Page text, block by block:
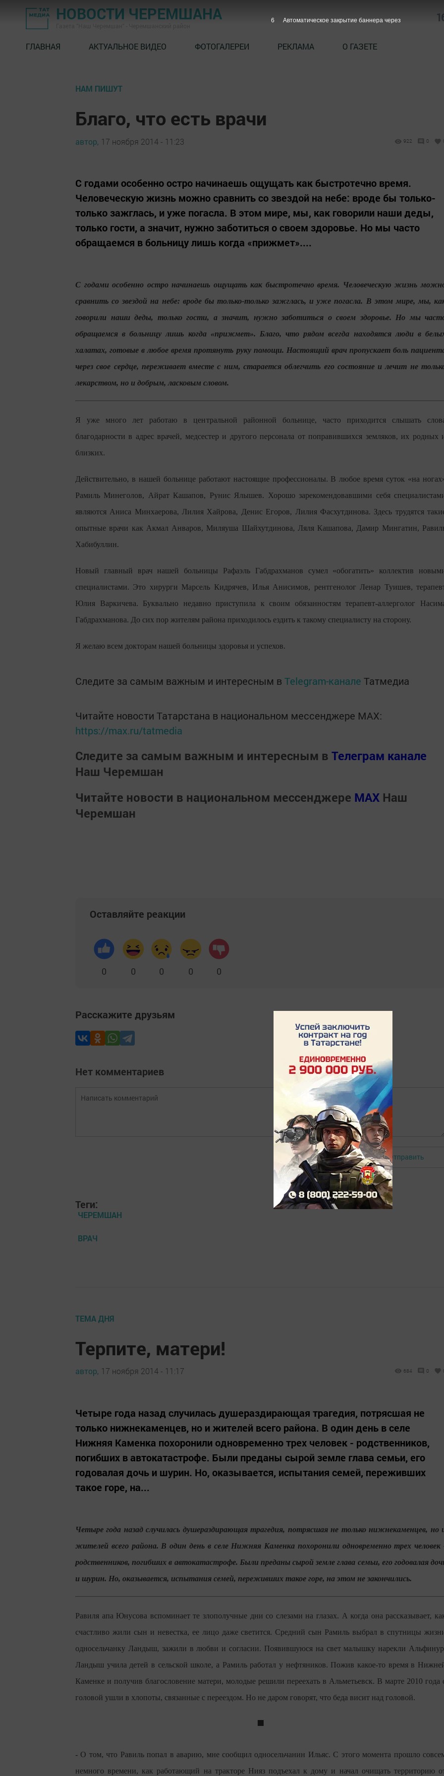
НОВОСТИ ЧЕРЕМШАНА
ГЛАВНАЯ АКТУАЛЬНОЕ ВИДЕО ФОТОГАЛЕРЕИ РЕКЛАМА О ГАЗЕТЕ
НАМ ПИШУТ
Благо, что есть врачи
автор, 17 ноября 2014 - 11:23 922 0
С годами особенно остро начинаешь ощущать как быстротечно время.
Человеческую жизнь можно сравнить со звездой на небе: вроде бы только-
только зажглась, и уже погасла. В этом мире, мы, как говорили наши деды,
только гости, а значит, нужно заботиться о своем здоровье. Но мы часто
обращаемся в больницу лишь когда «прижмет»....
С годами особенно остро начинаешь ощущать как быстротечно время. Человеческую жизнь
сравнить со звездой на небе: вроде бы только-только зажглась, и уже погасла. В этом мире, мы,
говорили наши деды, только гости, а значит, нужно заботиться о своем здоровье. Но мы
обращаемся в больницу лишь когда «прижмет». Благо, что рядом всегда находятся люди в
халатах, готовые в любое время протянуть руку помощи. Настоящий врач пропускает боль
через свое сердце, переживает вместе с ним, старается облегчить его состояние и лечит не
лекарством, но и добрым, ласковым словом.
Я уже много лет работаю в центральной районной больнице, часто приходится слышать
благодарности в адрес врачей, медсестер и другого персонала от поправившихся земляков, их родных
близких.
Действительно, в нашей больнице работают настоящие профессионалы. В любое время суток «на
Рамиль Минеголов, Айрат Кашапов, Рунис Ялышев. Хорошо зарекомендовавшими себя
являются Аниса Минхаерова, Лилия Хайрова, Денис Егоров, Лилия Фасхутдинова. Здесь трудятся
опытные врачи как Акмал Анваров, Миляуша Шайхутдинова, Ляля Кашапова, Дамир Мингатин,
Хабибуллин.
Новый главный врач нашей больницы Рафаэль Габдрахманов сумел «обогатить» коллектив
специалистами. Это хирурги Марсель Кидрячев, Илья Анисимов, рентгенолог Ленар Туишев,
Юлия Варкичева. Буквально недавно приступила к своим обязанностям терапевт-аллерголог
Габдрахманова. До сих пор жителям района приходилось ездить к такому специалисту на сторону.
Я желаю всем докторам нашей больницы здоровья и успехов.
Следите за самым важным и интересным в Telegram-канале Татмедиа
Читайте новости Татарстана в национальном мессенджере MАХ:
https://max.ru/tatmedia
Следите за самым важным и интересным в Телеграм канале
Наш Черемшан
Читайте новости в национальном мессенджере MАХ Наш
Черемшан
Оставляйте реакции
0 0 0 0 0
Расскажите друзьям
Нет комментариев
Авторизоваться Отправить
Теги:
ЧЕРЕМШАН
ВРАЧ
ТЕМА ДНЯ
Терпите, матери!
автор, 17 ноября 2014 - 11:17 684 0
Четыре года назад случилась душераздирающая трагедия, потрясшая не
только нижнекаменцев, но и жителей всего района. В один день в селе
Нижняя Каменка похоронили одновременно трех человек - родственников,
погибших в автокатастрофе. Были преданы сырой земле глава семьи, его
годовалая дочь и шурин. Но, оказывается, испытания семей, переживших
такое горе, на...
Четыре года назад случилась душераздирающая трагедия, потрясшая не только нижнекаменцев, но
жителей всего района. В один день в селе Нижняя Каменка похоронили одновременно трех человек
родственников, погибших в автокатастрофе. Были преданы сырой земле глава семьи, его годовалая
и шурин. Но, оказывается, испытания семей, переживших такое горе, на этом не закончились.
Равиля апа Юнусова вспоминает те злополучные дни со слезами на глазах. А когда она рассказывает,
счастливо жили сын и невестка, ее лицо даже светится. Средний сын Рамиль выбрал в спутницы
односельчанку Ландыш, зажили в любви и согласии. Появившуюся на свет малышку нарекли
Ландыш учила детей в сельской школе, а Рамиль работал у нефтяников. Пожив какое-то время в
Каменке и получив благословение матери, молодые решили переехать в Альметьевск. В марте 2010 года
головой ушли в хлопоты, связанные с переездом. Но не даром говорят, что беда висит над головой.
- О том, что Равиль попал в аварию, мне сообщил односельчанин Ильяс. С этого момента прошло
немного времени, как работающий на тракторе Нияз подъехал к дому и начал очищать территорию
5 Автоматическое закрытие баннера через